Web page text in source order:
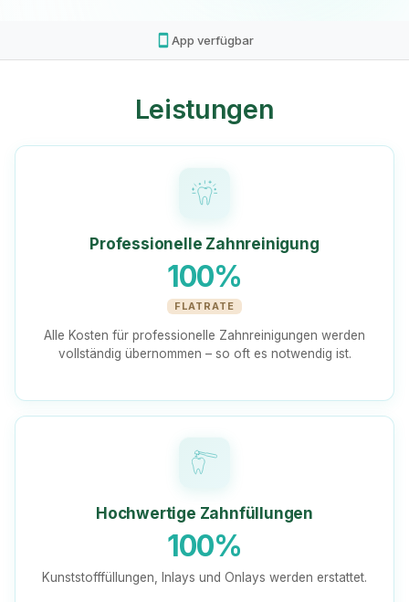
smartphone App verfügbar
Leistungen
Professionelle Zahnreinigung
100%
FLATRATE
Alle Kosten für professionelle Zahnreinigungen werden
vollständig übernommen – so oft es notwendig ist.
Hochwertige Zahnfüllungen
100%
Kunststofffüllungen, Inlays und Onlays werden erstattet.